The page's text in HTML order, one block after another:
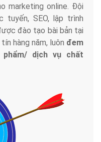
marketing online. Đội
tuyến, SEO, lập trình
đào tạo bài bản tại
hàng năm, luôn đem
dịch vụ chất